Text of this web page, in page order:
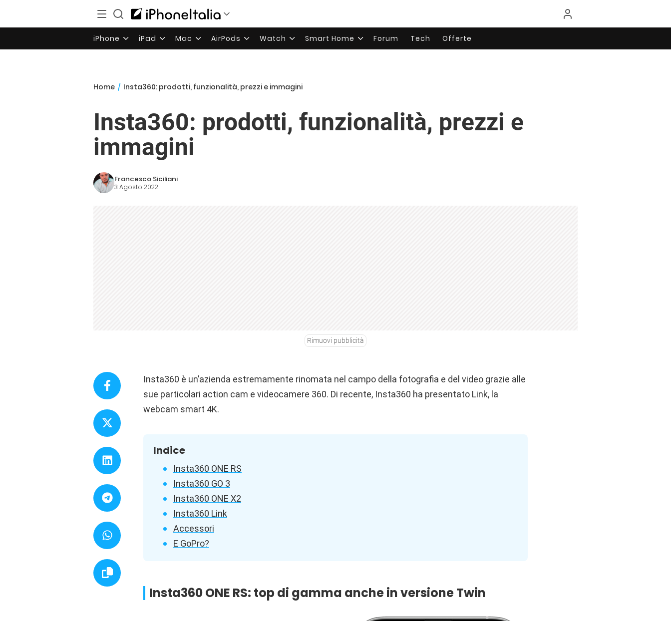
iPhone iPad Mac AirPods Watch Smart Home Forum Tech Offerte
Home / Insta360: prodotti, funzionalità, prezzi e immagini
Insta360: prodotti, funzionalità, prezzi e
immagini
Francesco Siciliani
3 Agosto 2022
Rimuovi pubblicità
Insta360 è un’azienda estremamente rinomata nel campo della fotografia e del video grazie alle
sue particolari action cam e videocamere 360. Di recente, Insta360 ha presentato Link, la
webcam smart 4K.
Indice
Insta360 ONE RS
Insta360 GO 3
Insta360 ONE X2
Insta360 Link
Accessori
E GoPro?
Insta360 ONE RS: top di gamma anche in versione Twin